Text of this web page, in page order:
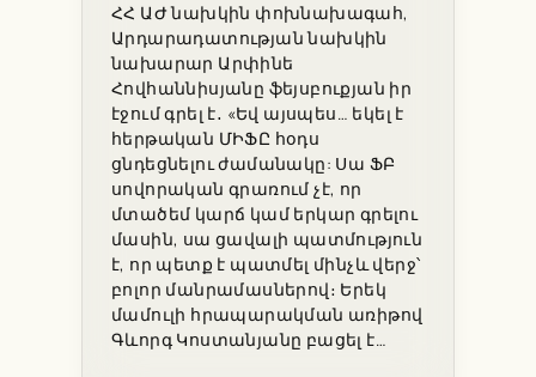
ՀՀ ԱԺ նախկին փոխնախագահ,
Արդարադատության նախկին
նախարար Արփինե
Հովհաննիսյանը ֆեյսբուքյան իր
էջում գրել է․ «Եվ այսպես… եկել է
հերթական ՄԻՖԸ հօդս
ցնդեցնելու ժամանակը: Սա ՖԲ
սովորական գրառում չէ, որ
մտածեմ կարճ կամ երկար գրելու
մասին, սա ցավալի պատմություն
է, որ պետք է պատմել մինչև վերջ՝
բոլոր մանրամասներով։ Երեկ
մամուլի հրապարակման առիթով
Գևորգ Կոստանյանը բացել է…